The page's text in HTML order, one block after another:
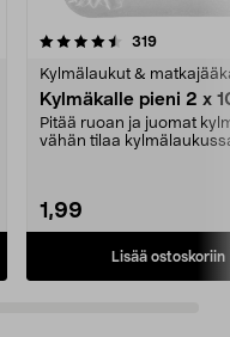
319arvostelut
Kylmälaukut &
Kylmäkalle pieni 2 x
Pitää ruoan ja juomat
vähän tilaa
1,99
Lisää ostoskoriin
4.5 viidestä